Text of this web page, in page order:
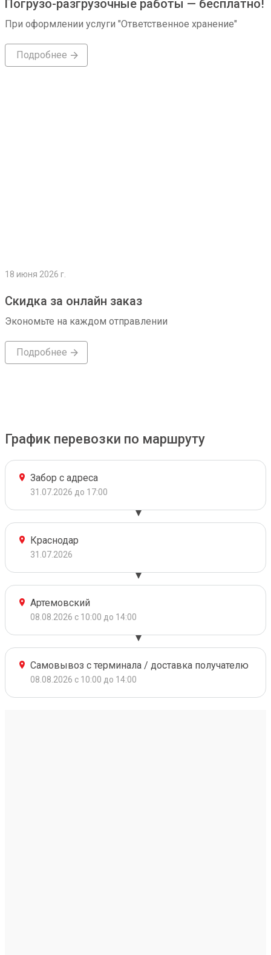
Погрузо-разгрузочные работы — бесплатно!
При оформлении услуги "Ответственное хранение"
Подробнее
18 июня 2026 г.
Скидка за онлайн заказ
Экономьте на каждом отправлении
Подробнее
График перевозки по маршруту
Забор с адреса
31.07.2026 до 17:00
Краснодар
31.07.2026
Артемовский
08.08.2026 с 10:00 до 14:00
Самовывоз с терминала / доставка получателю
08.08.2026 с 10:00 до 14:00